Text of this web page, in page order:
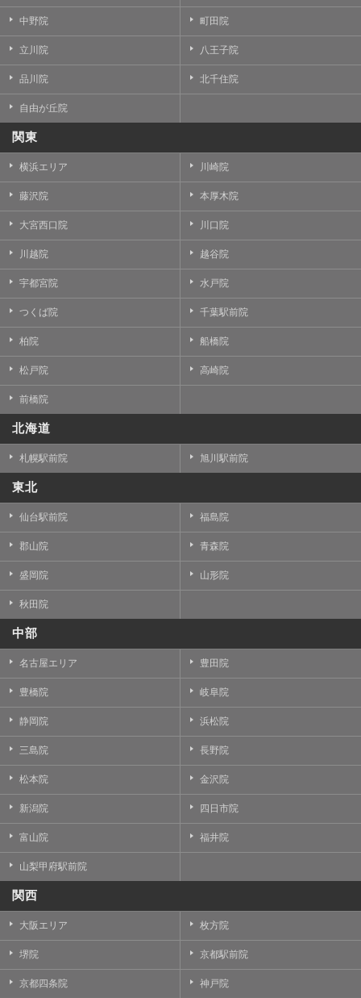
中野院 町田院
立川院 八王子院
品川院 北千住院
自由が丘院
関東
横浜エリア 川崎院
藤沢院 本厚木院
大宮西口院 川口院
川越院 越谷院
宇都宮院 水戸院
つくば院 千葉駅前院
柏院 船橋院
松戸院 高崎院
前橋院
北海道
札幌駅前院 旭川駅前院
東北
仙台駅前院 福島院
郡山院 青森院
盛岡院 山形院
秋田院
中部
名古屋エリア 豊田院
豊橋院 岐阜院
静岡院 浜松院
三島院 長野院
松本院 金沢院
新潟院 四日市院
富山院 福井院
山梨甲府駅前院
関西
大阪エリア 枚方院
堺院 京都駅前院
京都四条院 神戸院